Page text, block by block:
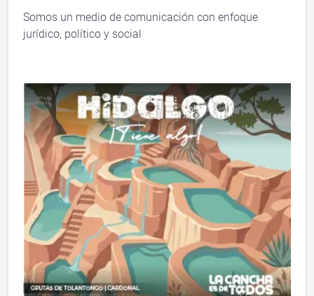
Somos un medio de comunicación con enfoque
jurídico, político y social